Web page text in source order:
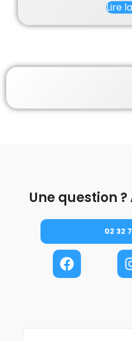
Lire
Une question
02 32